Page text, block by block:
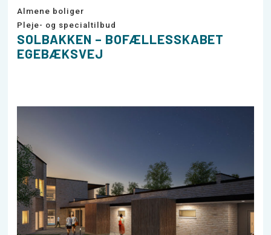
Almene boliger
Pleje- og specialtilbud
SOLBAKKEN – BOFÆLLESSKABET
EGEBÆKSVEJ